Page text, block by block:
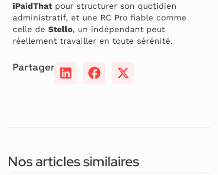
iPaidThatpour structurer son quotidien
administratif, et une RC Pro fiable comme
celle de Stello, un indépendant peut
réellement travailler en toute sérénité.
Partager
Nos articles similaires